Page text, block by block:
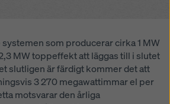
som producerar cirka 1 MW
MW toppeffekt att läggas till i slutet
slutligen är färdigt kommer det att
3 270 megawattimmar el per
motsvarar den årliga
med framtida verkan och
skäl genom att klicka på
längst ner på denna webbplats.
om våra cookies